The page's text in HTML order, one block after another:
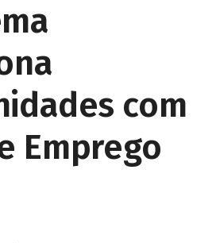
com
Emprego